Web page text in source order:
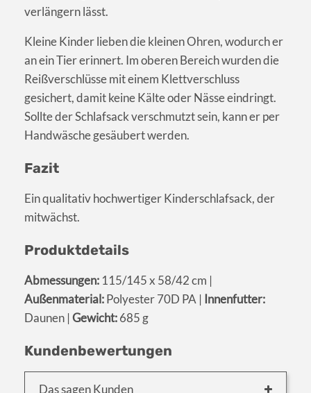
verlängern lässt.
Kleine Kinder lieben die kleinen Ohren, wodurch er
an ein Tier erinnert. Im oberen Bereich wurden die
Reißverschlüsse mit einem Klettverschluss
gesichert, damit keine Kälte oder Nässe eindringt.
Sollte der Schlafsack verschmutzt sein, kann er per
Handwäsche gesäubert werden.
Fazit
Ein qualitativ hochwertiger Kinderschlafsack, der
mitwächst.
Produktdetails
Abmessungen: 115/145 x 58/42 cm |
Außenmaterial:Polyester 70D PA | Innenfutter:
Daunen | Gewicht:685 g
Kundenbewertungen
Das sagen Kunden